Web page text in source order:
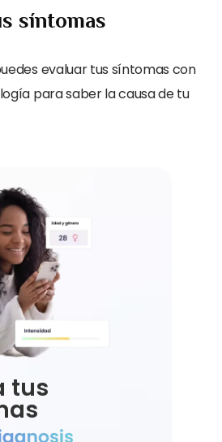
síntomas
evaluar tus síntomas con
para saber la causa de tu
tus